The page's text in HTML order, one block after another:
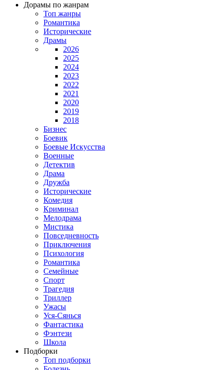
Дорамы по жанрам
Топ жанры
Романтика
Исторические
Драмы
2026
2025
2024
2023
2022
2021
2020
2019
2018
Бизнес
Боевик
Боевые Искусства
Военные
Детектив
Драма
Дружба
Исторические
Комедия
Криминал
Мелодрама
Мистика
Повседневность
Приключения
Психология
Романтика
Семейные
Спорт
Трагедия
Триллер
Ужасы
Уся-Сянься
Фантастика
Фэнтези
Школа
Подборки
Топ подборки